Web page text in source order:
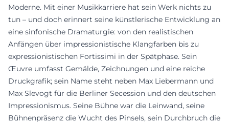
Moderne. Mit einer Musikkarriere hat sein Werk nichts zu
tun – und doch erinnert seine künstlerische Entwicklung an
eine sinfonische Dramaturgie: von den realistischen
Anfängen über impressionistische Klangfarben bis zu
expressionistischen Fortissimi in der Spätphase. Sein
Œuvre umfasst Gemälde, Zeichnungen und eine reiche
Druckgrafik; sein Name steht neben Max Liebermann und
Max Slevogt für die Berliner Secession und den deutschen
Impressionismus. Seine Bühne war die Leinwand, seine
Bühnenpräsenz die Wucht des Pinsels, sein Durchbruch die